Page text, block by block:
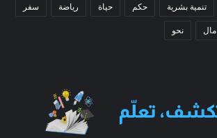
تنمية بشرية حكم حياة رياضة سفر
مال نحو